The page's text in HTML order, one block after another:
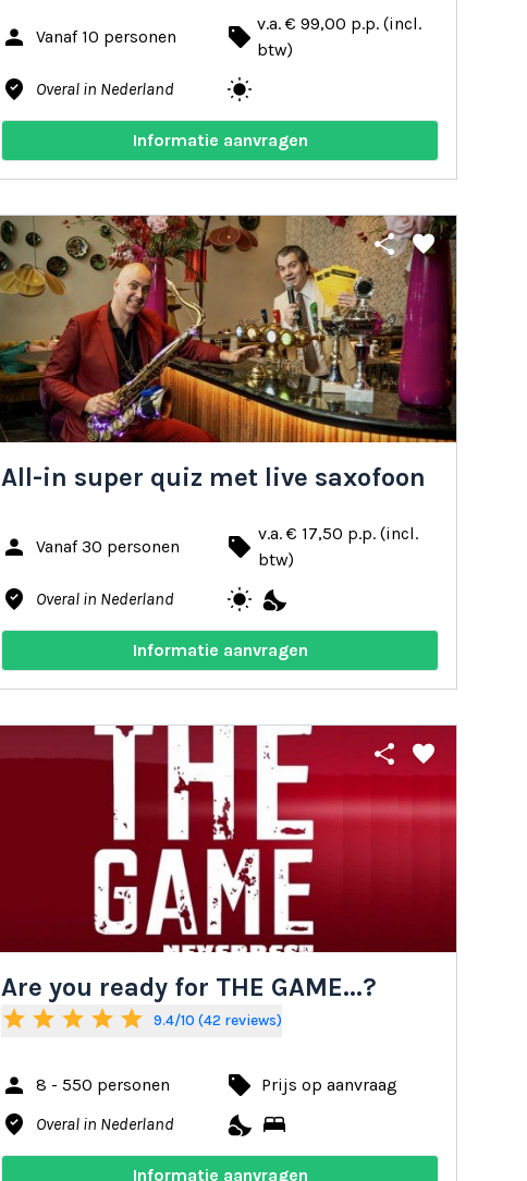
person
Vanaf 10 personen local_offer v.a. € 99,00 p.p. (incl.
btw)
where_to_vote Overal in Nederland wb_sunny
Informatie aanvragen
share favorite
All-in super quiz met live saxofoon
person Vanaf 30 personen local_offer v.a. € 17,50 p.p. (incl.
btw)
where_to_vote Overal in Nederland wb_sunny nights_stay
Informatie aanvragen
share favorite
Are you ready for THE GAME...?
star star star star star 9.4/10 (42 reviews)
person 8 - 550 personen local_offer Prijs op aanvraag
where_to_vote Overal in Nederland nights_stay bed
Informatie aanvragen